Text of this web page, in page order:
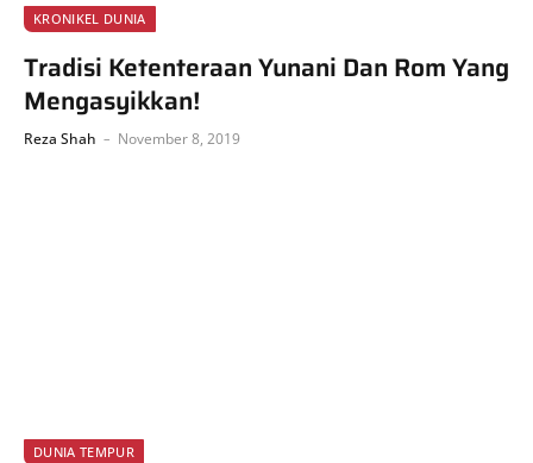
KRONIKEL DUNIA
Tradisi Ketenteraan Yunani Dan Rom Yang
Mengasyikkan!
Reza Shah November 8, 2019
DUNIA TEMPUR